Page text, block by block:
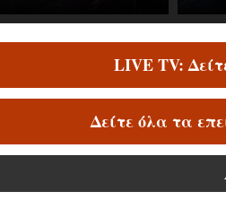
LIVE TV:
Δείτε όλα τα